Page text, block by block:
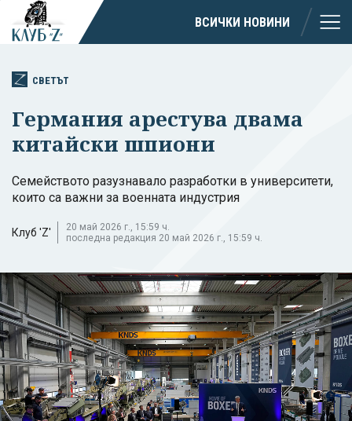
ВСИЧКИ НОВИНИ
СВЕТЪТ
Германия арестува двама
китайски шпиони
Семейството разузнавало разработки в университети,
които са важни за военната индустрия
Клуб 'Z'
20 май 2026 г., 15:59 ч.
последна редакция 20 май 2026 г., 15:59 ч.